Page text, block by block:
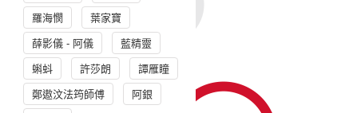
羅海憫 葉家寶
薛影儀 - 阿儀 藍精靈
蝌蚪 許莎朗 譚雁瞳
鄭遨汶法筠師傅 阿銀